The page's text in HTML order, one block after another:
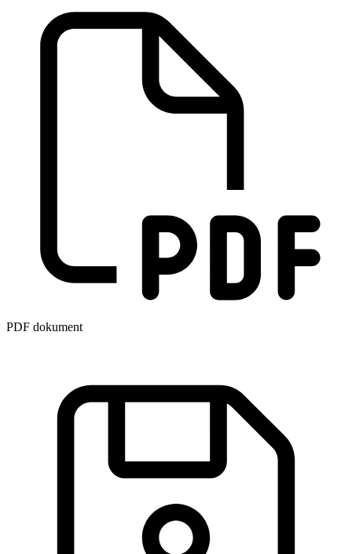
PDF dokument